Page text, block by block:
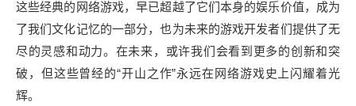
这些经典的网络游戏，早已超越了它们本身的娱乐价值，成为
了我们文化记忆的一部分，也为未来的游戏开发者们提供了无
尽的灵感和动力。在未来，或许我们会看到更多的创新和突
破，但这些曾经的“开山之作”永远在网络游戏史上闪耀着光
辉。